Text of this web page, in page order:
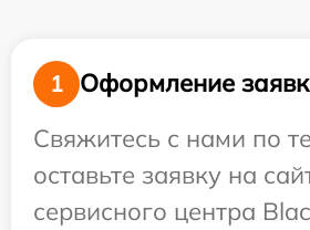
1
Оформление
Свяжитесь с нами по
оставьте заявку на
сервисного центра